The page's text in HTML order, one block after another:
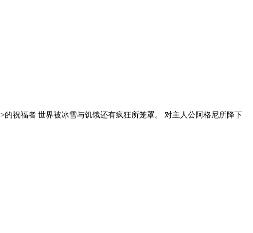
祝福者 世界被冰雪与饥饿还有疯狂所笼罩。 对主人公阿格尼所降下